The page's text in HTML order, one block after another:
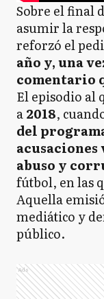
Sobre el final
asumir la
reforzó el
año y, una
comentario
El episodio al
a2018,
del
acusaciones
abuso y
fútbol, en las
Aquella
mediático y
público.
Ads